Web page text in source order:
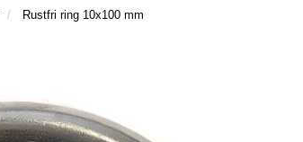
Rustfri ring 10x100 mm